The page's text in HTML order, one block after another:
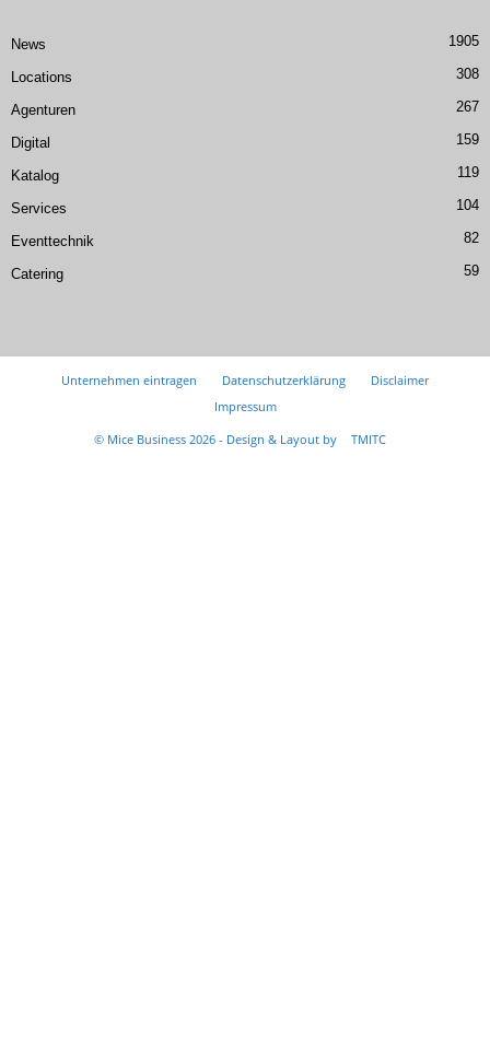
News 1905
Locations 308
Agenturen 267
Digital 159
Katalog 119
Services 104
Eventtechnik 82
Catering 59
Unternehmen eintragen Datenschutzerklärung
Disclaimer
Impressum
© Mice Business 2026 - Design & Layout by
TMITC